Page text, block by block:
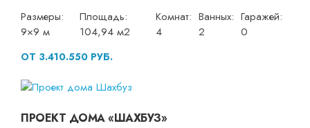
Размеры:
9×9 м
Площадь:
104,94 м2
Комнат:
4
Ванных:
2
Гаражей:
0
ОТ 3.410.550 РУБ.
ПРОЕКТ ДОМА «ШАХБУЗ»